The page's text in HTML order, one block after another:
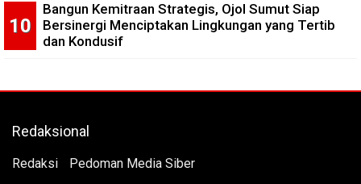
Bangun Kemitraan Strategis, Ojol Sumut Siap
Bersinergi Menciptakan Lingkungan yang Tertib
dan Kondusif
Redaksional
Redaksi Pedoman Media Siber